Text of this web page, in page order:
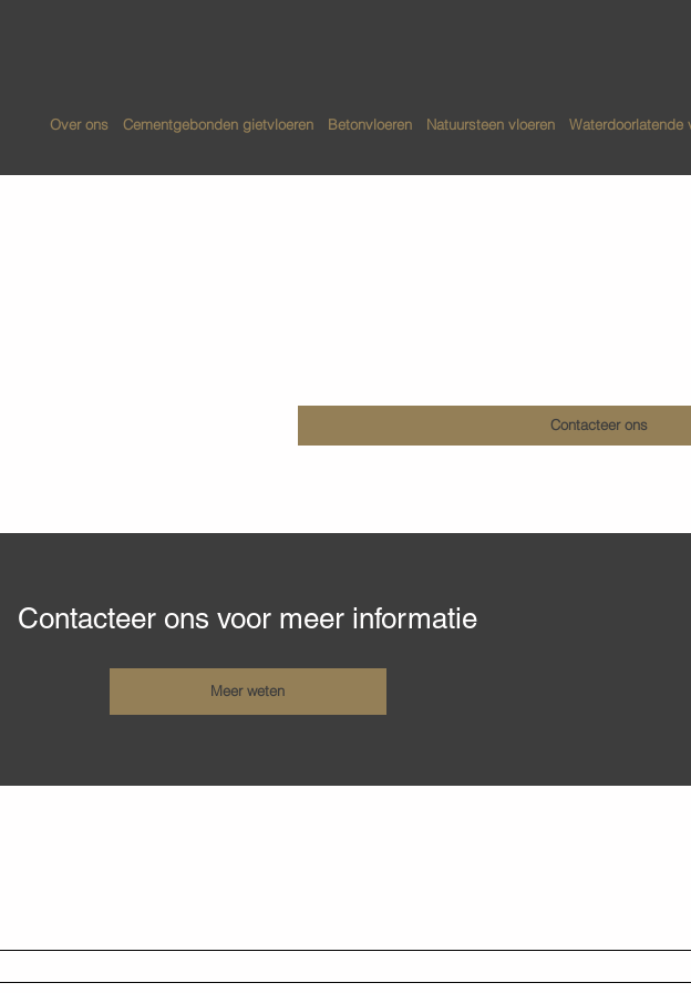
Over ons Cementgebonden gietvloeren Betonvloeren Natuursteen vloeren Waterdoorlatende
Contacteer ons
Contacteer ons voor meer informatie
Meer weten